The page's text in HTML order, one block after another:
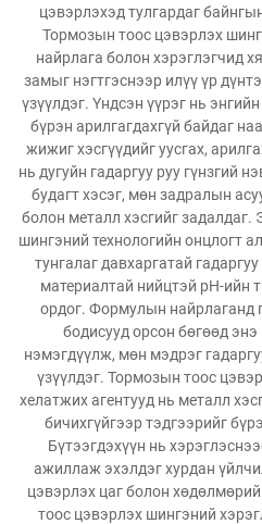
цэвэрлэхэд тулгардаг
Тормозын тоос цэвэрлэх
найрлага болон хэрэглэгчид
замыг нэгтгэснээр илүү үр
үзүүлдэг. Үндсэн үүрэг нь
бүрэн арилгагдахгүй байдаг
жижиг хэсгүүдийг уусгах,
нь дугуйн гадаргуу руу гүнзгий
будагт хэсэг, мөн задралын
болон металл хэсгийг
шингэний технологийн онцлогт
тунгалаг давхаргатай
материалтай нийцтэй рН-ийн
ордог. Формулын найрлаганд
бодисууд орсон бөгөөд
нэмэгдүүлж, мөн мэдрэг
үзүүлдэг. Тормозын тоос
хелатжих агентууд нь металл
бичихгүйгээр тэдгээрийг
Бүтээгдэхүүн нь
ажиллаж эхэлдэг хурдан
цэвэрлэх цаг болон
тоос цэвэрлэх шингэний